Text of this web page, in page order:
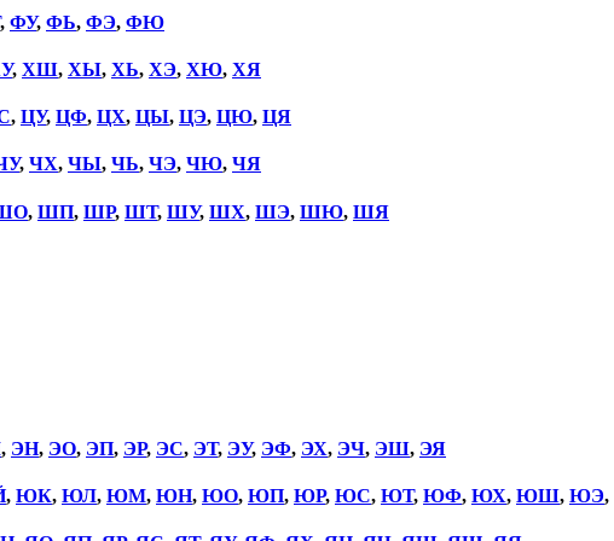
, ФУ, ФЬ, ФЭ, ФЮ
, ХШ, ХЫ, ХЬ, ХЭ, ХЮ, ХЯ
, ЦУ, ЦФ, ЦХ, ЦЫ, ЦЭ, ЦЮ, ЦЯ
, ЧХ, ЧЫ, ЧЬ, ЧЭ, ЧЮ, ЧЯ
, ШП, ШР, ШТ, ШУ, ШХ, ШЭ, ШЮ, ШЯ
, ЭН, ЭО, ЭП, ЭР, ЭС, ЭТ, ЭУ, ЭФ, ЭХ, ЭЧ, ЭШ, ЭЯ
, ЮК, ЮЛ, ЮМ, ЮН, ЮО, ЮП, ЮР, ЮС, ЮТ, ЮФ, ЮХ, ЮШ, ЮЭ,